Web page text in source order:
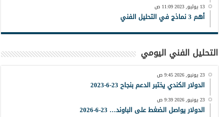
13 يوليو, 2023 11:09 ص
أهم 3 نماذج في التحليل الفني
التحليل الفني اليومي
23 يونيو, 2026 9:45 ص
الدولار الكندي يختبر الدعم بنجاح 23-6-2023
23 يونيو, 2026 9:39 ص
الدولار يواصل الضغط على الباوند… 23-6-2026